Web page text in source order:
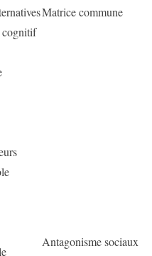
Matrice commune
cognitif
Antagonisme sociaux